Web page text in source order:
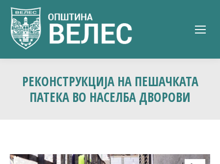
РЕКОНСТРУКЦИЈА НА ПЕШАЧКАТА
ПАТЕКА ВО НАСЕЛБА ДВОРОВИ